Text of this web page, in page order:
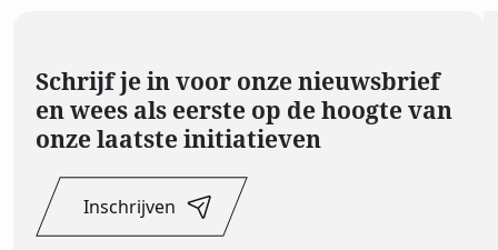
Schrijf je in voor onze nieuwsbrief
en wees als eerste op de hoogte van
onze laatste initiatieven
Inschrijven